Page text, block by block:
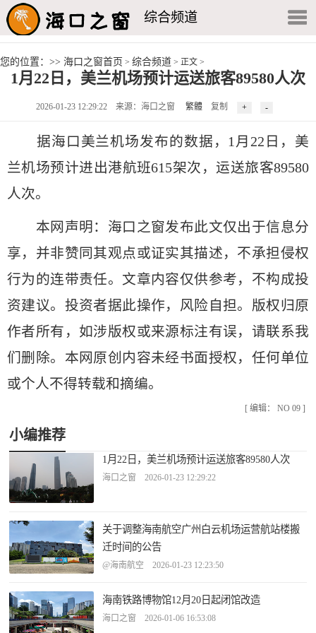
综合频道
您的位置：>> 海口之窗首页 > 综合频道 > 正文 >
1月22日，美兰机场预计运送旅客89580人次
2026-01-23 12:29:22 来源：海口之窗 繁體 复制
据海口美兰机场发布的数据，1月22日，美
兰机场预计进出港航班615架次，运送旅客89580
人次。
本网声明：海口之窗发布此文仅出于信息分
享，并非赞同其观点或证实其描述，不承担侵权
行为的连带责任。文章内容仅供参考，不构成投
资建议。投资者据此操作，风险自担。版权归原
作者所有，如涉版权或来源标注有误，请联系我
们删除。本网原创内容未经书面授权，任何单位
或个人不得转载和摘编。
[ 编辑： NO 09 ]
小编推荐
1月22日，美兰机场预计运送旅客89580人次
海口之窗 2026-01-23 12:29:22
关于调整海南航空广州白云机场运营航站楼搬
迁时间的公告
@海南航空 2026-01-23 12:23:50
海南铁路博物馆12月20日起闭馆改造
海口之窗 2026-01-06 16:53:08